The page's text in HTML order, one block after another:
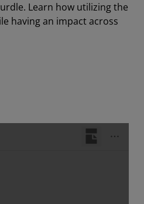
Learn how utilizing the
having an impact across